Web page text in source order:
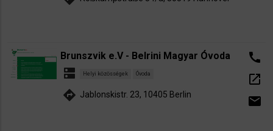
Brunszvik e.V - Belrini Magyar Óvoda
dns Helyi közösségek Óvoda
directions Jablonskistr. 23, 10405 Berlin
call
open_in_new
email